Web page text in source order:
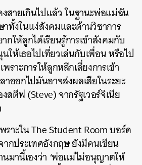
สายเกินไปแล้ว ในฐานะพ่อแม่ฉัน
ทั้งในแง่สังคมและด้านวิชาการ
กให้ลูกได้เรียนรู้การเข้าสังคมกับ
ห้เธอไปเที่ยวเล่นกับเพื่อน หรือไป
ราะการให้ลูกหลีกเลี่ยงการเข้า
าออกไปมันอาจส่งผลเสียในระยะ
สตีฟ (Steve) จากรัฐเวอร์จิเนีย
ราะใน The Student Room บอร์ด
ากประเทศอังกฤษ ยังมีคนเขียน
มานี้เองว่า ‘พ่อแม่ไม่อนุญาตให้